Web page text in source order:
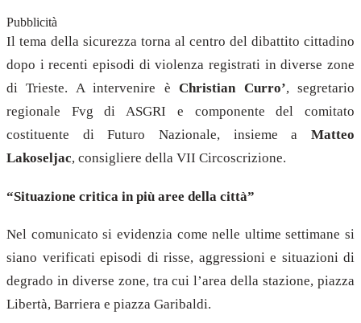
Pubblicità
Il tema della sicurezza torna al centro del dibattito cittadino
dopo i recenti episodi di violenza registrati in diverse zone
di Trieste. A intervenire èChristian Curro’, segretario
regionale Fvg di ASGRI e componente del comitato
costituente di Futuro Nazionale, insieme a Matteo
Lakoseljac, consigliere della VII Circoscrizione.
“Situazione critica in più aree della città”
Nel comunicato si evidenzia come nelle ultime settimane si
siano verificati episodi di risse, aggressioni e situazioni di
degrado in diverse zone, tra cui l’area della stazione, piazza
Libertà, Barriera e piazza Garibaldi.